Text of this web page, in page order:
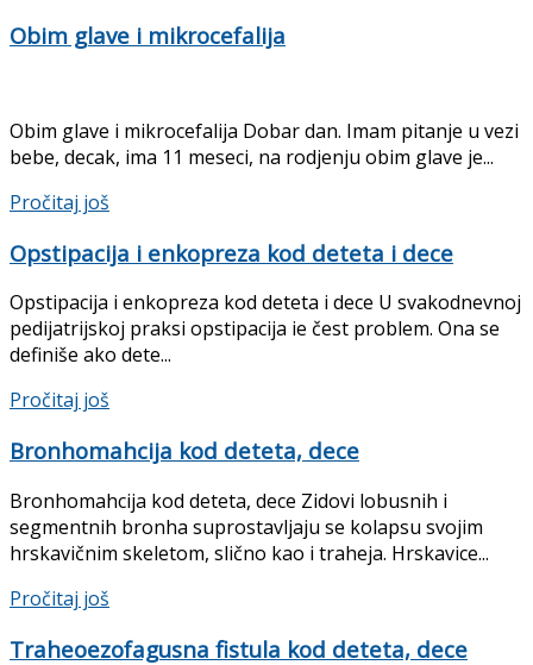
Obim glave i mikrocefalija
Obim glave i mikrocefalija Dobar dan. Imam pitanje u vezi
bebe, decak, ima 11 meseci, na rodjenju obim glave je...
Pročitaj još
Opstipacija i enkopreza kod deteta i dece
Opstipacija i enkopreza kod deteta i dece U svakodnevnoj
pedijatrijskoj praksi opstipacija ie čest pro­blem. Ona se
definiše ako dete...
Pročitaj još
Bronhomahcija kod deteta, dece
Bronhomahcija kod deteta, dece Zidovi lobusnih i
segmentnih bronha suprostavljaju se kolapsu svojim
hrskavičnim skeletom, slično kao i traheja. Hrskavice...
Pročitaj još
Traheoezofagusna fistula kod deteta, dece